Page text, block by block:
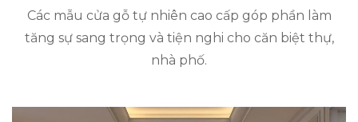
Các mẫu cửa gỗ tự nhiên cao cấp góp phần làm
tăng sự sang trọng và tiện nghi cho căn biệt thự,
nhà phố.